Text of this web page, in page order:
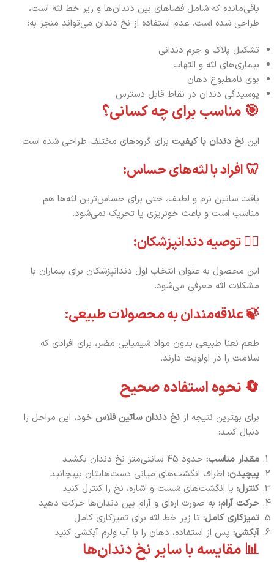
باقی‌مانده که شامل فضاهای بین دندان‌ها و زیر خط لثه است،
طراحی شده است. عدم استفاده از نخ دندان می‌تواند منجر به:
تشکیل پلاک و جرم دندانی
بیماری‌های لثه و التهاب
بوی نامطبوع دهان
پوسیدگی دندان در نقاط قابل دسترس
🎯 مناسب برای چه کسانی؟
این نخ دندان با کیفیت برای گروه‌های مختلف طراحی شده است:
🦷 افراد با لثه‌های حساس:
بافت ساتین نرم و لطیف، حتی برای حساس‌ترین لثه‌ها هم
مناسب است و باعث خونریزی یا تحریک نمی‌شود.
👨‍⚕️ توصیه دندانپزشکان:
این محصول به عنوان انتخاب اول دندانپزشکان برای بیماران با
مشکلات لثه معرفی می‌شود.
🍃 علاقه‌مندان به محصولات طبیعی:
طعم نعنا طبیعی بدون مواد شیمیایی مضر، برای افرادی که
سلامت را در اولویت دارند.
🔄 نحوه استفاده صحیح
برای بهترین نتیجه از نخ دندان ساتین فلاس خود، این مراحل را
دنبال کنید:
مقدار مناسب: حدود 45 سانتی‌متر نخ دندان بکشید
پیچیدن: اطراف انگشت‌های میانی دست‌هایتان بپیچانید
کنترل: با انگشت‌های شست و اشاره، نخ را کنترل کنید
حرکت آرام: به صورت اره‌ای و آرام بین دندان‌ها حرکت دهید
تمیزکاری کامل: تا زیر خط لثه برای تمیزکاری کامل
آبکشی: پس از استفاده، دهان را با آب ولرم آبکشی کنید
📊 مقایسه با سایر نخ دندان‌ها